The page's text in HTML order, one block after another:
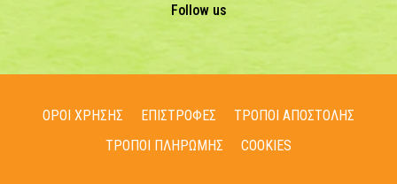
Follow us
ΟΡΟΙ ΧΡΗΣΗΣ ΕΠΙΣΤΡΟΦΕΣ
ΤΡΟΠΟΙ ΑΠΟΣΤΟΛΗΣ
ΤΡΟΠΟΙ ΠΛΗΡΩΜΗΣ
COOKIES